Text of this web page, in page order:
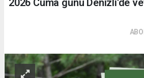
2026 Cuma günü Denizli'de